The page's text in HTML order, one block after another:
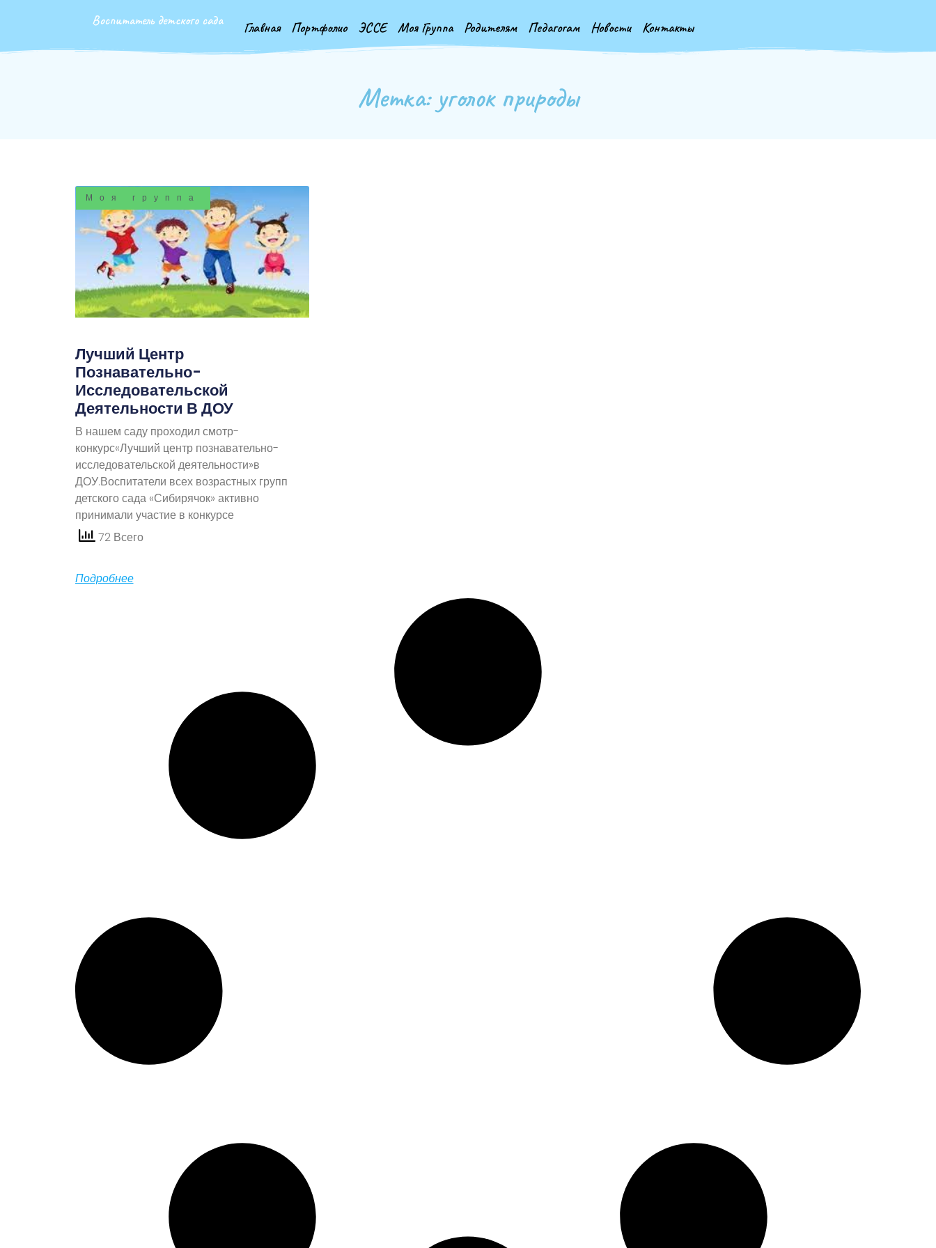
Воспитатель детского сада Главная Портфолио ЭССЕ Моя Группа Родителям Педагогам Новости Контакты
Метка: уголок природы
Моя группа
Лучший Центр
Познавательно-
Исследовательской
Деятельности В ДОУ
В нашем саду проходил смотр-
конкурс«Лучший центр познавательно-
исследовательской деятельности»в
ДОУ.Воспитатели всех возрастных групп
детского сада «Сибирячок» активно
принимали участие в конкурсе
72 Всего
Подробнее